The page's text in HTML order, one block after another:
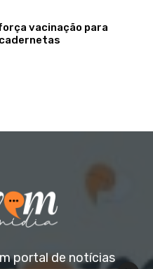
vacinação para
portal de notícias